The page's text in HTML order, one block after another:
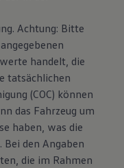
Achtung: Bitte
handelt, die
tatsächlichen
(COC) können
das Fahrzeug um
haben, was die
den Angaben
die im Rahmen